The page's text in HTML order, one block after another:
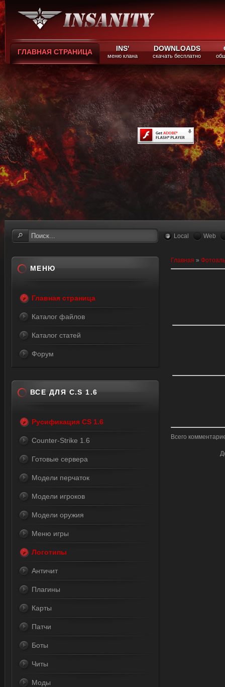
ГЛАВНАЯ СТРАНИЦА INS'
меню клана
DOWNLOADS
скачать бесплатно
Local Web
Главная »
Всего
МЕНЮ
Главная страница
Каталог файлов
Каталог статей
Форум
ВСЕ ДЛЯ C.S 1.6
Русификация CS 1.6
Counter-Strike 1.6
Готовые сервера
Модели перчаток
Модели игроков
Модели оружия
Меню игры
Логотипы
Античит
Плагины
Карты
Патчи
Боты
Читы
Моды